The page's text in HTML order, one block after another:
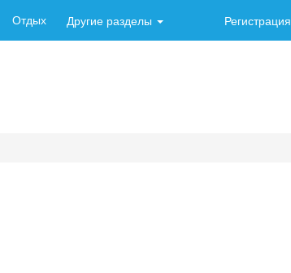
Отдых Другие разделы Регистрация